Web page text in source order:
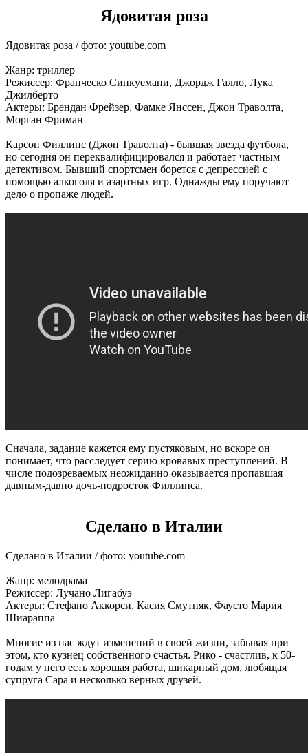
Ядовитая роза
Ядовитая роза / фото: youtube.com
Жанр: триллер
Режиссер: Франческо Синкуемани, Джордж Галло, Лука
Джилберто
Актеры: Брендан Фрейзер, Фамке Янссен, Джон Траволта,
Морган Фриман
Карсон Филлипс (Джон Траволта) - бывшая звезда футбола,
но сегодня он переквалифицировался и работает частным
детективом. Бывший спортсмен борется с депрессией с
помощью алкоголя и азартных игр. Однажды ему поручают
дело о пропаже людей.
Сначала, задание кажется ему пустяковым, но вскоре он
понимает, что расследует серию кровавых преступлений. В
числе подозреваемых неожиданно оказывается пропавшая
давным-давно дочь-подросток Филлипса.
Сделано в Италии
Сделано в Италии / фото: youtube.com
Жанр: мелодрама
Режиссер: Лучано Лигабуэ
Актеры: Стефано Аккорси, Касия Смутняк, Фаусто Мария
Шиараппа
Многие из нас ждут изменений в своей жизни, забывая при
этом, кто кузнец собственного счастья. Рико - счастлив, к 50-
годам у него есть хорошая работа, шикарный дом, любящая
супруга Сара и несколько верных друзей.